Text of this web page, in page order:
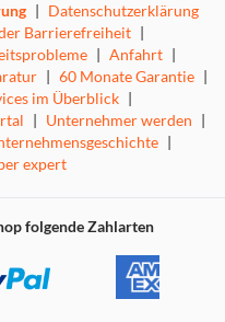
| Datenschutzerklärung
Barrierefreiheit |
| Anfahrt |
| 60 Monate Garantie |
im Überblick |
| Unternehmer werden |
|
expert
folgende Zahlarten